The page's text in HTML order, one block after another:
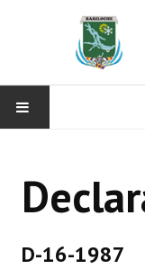
CONCEJO
D-16-1987